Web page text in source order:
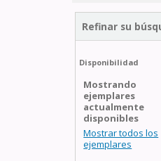
Refinar su
Disponibilidad
Mostrando
ejemplares
actualmente
disponibles
Mostrar todos los
ejemplares